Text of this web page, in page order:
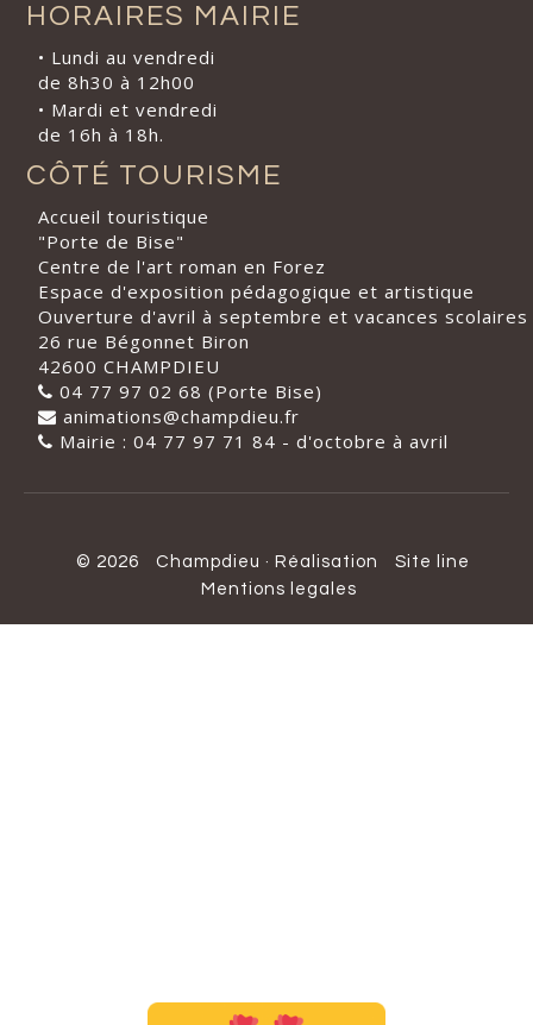
HORAIRES MAIRIE
• Lundi au vendredi
de 8h30 à 12h00
• Mardi et vendredi
de 16h à 18h.
CÔTÉ TOURISME
Accueil touristique
"Porte de Bise"
Centre de l'art roman en Forez
Espace d'exposition pédagogique et artistique
Ouverture d'avril à septembre et vacances scolaires
26 rue Bégonnet Biron
42600 CHAMPDIEU
04 77 97 02 68 (Porte Bise)
animations@champdieu.fr
Mairie : 04 77 97 71 84 - d'octobre à avril
© 2026 Champdieu · Réalisation
Site line
Mentions legales